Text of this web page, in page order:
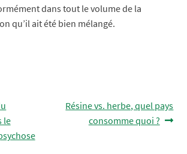
dans tout le volume de la
qu’il ait été bien mélangé.
le
Article
suivant :
Résine vs. herbe, quel pays
consomme quoi ?